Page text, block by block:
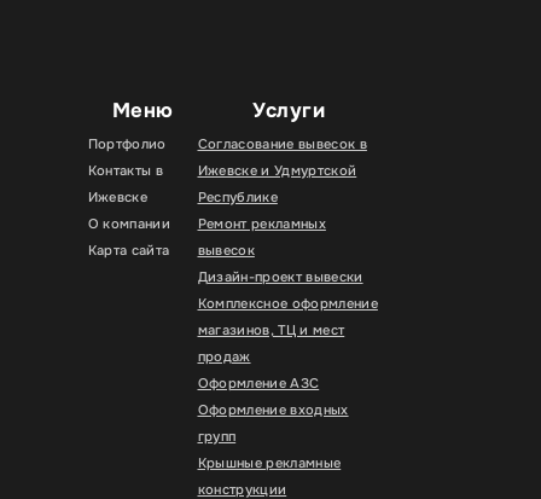
Меню
Портфолио
Контакты в
Ижевске
О компании
Карта сайта
Услуги
Согласование вывесок в
Ижевске и Удмуртской
Республике
Ремонт рекламных
вывесок
Дизайн-проект вывески
Комплексное оформление
магазинов, ТЦ и мест
продаж
Оформление АЗС
Оформление входных
групп
Крышные рекламные
конструкции